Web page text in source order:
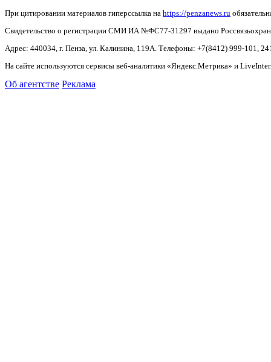
При цитировании материалов гиперссылка на https://penzanews.ru
Свидетельство о регистрации СМИ ИА №ФС77-31297 выдано
Адрес: 440034, г. Пенза, ул. Калинина, 119А. Телефоны: +7(8412) 999-101,
На сайте используются сервисы веб-аналитики «Яндекс.Метрика» и
Об агентстве Реклама